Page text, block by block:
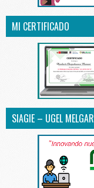
MI CERTIFICADO
SIAGIE – UGEL MELGAR